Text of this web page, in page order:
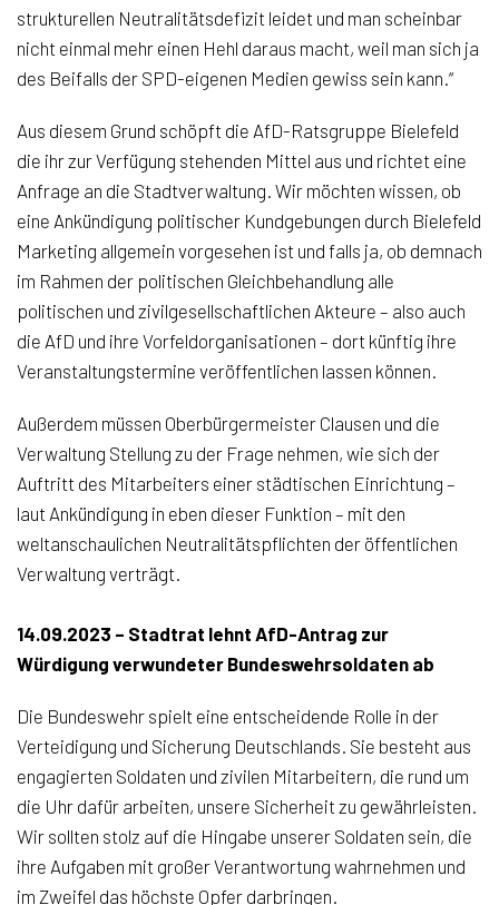
strukturellen Neutralitätsdefizit leidet und man scheinbar
nicht einmal mehr einen Hehl daraus macht, weil man sich ja
des Beifalls der SPD-eigenen Medien gewiss sein kann.“
Aus diesem Grund schöpft die AfD-Ratsgruppe Bielefeld
die ihr zur Verfügung stehenden Mittel aus und richtet eine
Anfrage an die Stadtverwaltung. Wir möchten wissen, ob
eine Ankündigung politischer Kundgebungen durch Bielefeld
Marketing allgemein vorgesehen ist und falls ja, ob demnach
im Rahmen der politischen Gleichbehandlung alle
politischen und zivilgesellschaftlichen Akteure – also auch
die AfD und ihre Vorfeldorganisationen – dort künftig ihre
Veranstaltungstermine veröffentlichen lassen können.
Außerdem müssen Oberbürgermeister Clausen und die
Verwaltung Stellung zu der Frage nehmen, wie sich der
Auftritt des Mitarbeiters einer städtischen Einrichtung –
laut Ankündigung in eben dieser Funktion – mit den
weltanschaulichen Neutralitätspflichten der öffentlichen
Verwaltung verträgt.
14.09.2023 – Stadtrat lehnt AfD-Antrag zur
Würdigung verwundeter Bundeswehrsoldaten ab
Die Bundeswehr spielt eine entscheidende Rolle in der
Verteidigung und Sicherung Deutschlands. Sie besteht aus
engagierten Soldaten und zivilen Mitarbeitern, die rund um
die Uhr dafür arbeiten, unsere Sicherheit zu gewährleisten.
Wir sollten stolz auf die Hingabe unserer Soldaten sein, die
ihre Aufgaben mit großer Verantwortung wahrnehmen und
im Zweifel das höchste Opfer darbringen.